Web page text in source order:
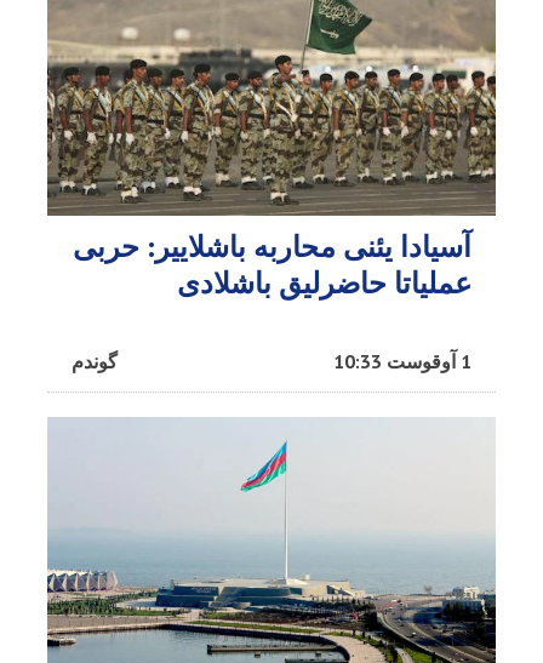
آسیادا یئنی محاربه باشلاییر: حربی
عملیاتا حاضرلیق باشلادی
گوندم 1 آوقوست 10:33